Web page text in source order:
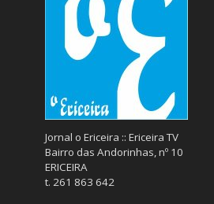
Jornal o Ericeira :: Ericeira TV
Bairro das Andorinhas, nº 10
ERICEIRA
t. 261 863 642